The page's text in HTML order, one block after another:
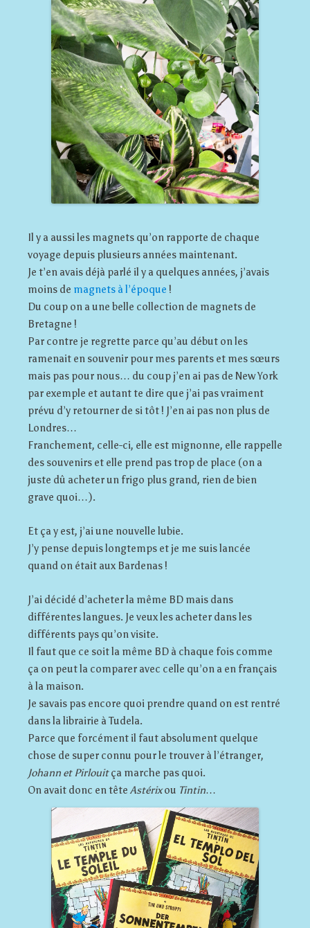
Il y a aussi les magnets qu’on rapporte de chaque
voyage depuis plusieurs années maintenant.
Je t’en avais déjà parlé il y a quelques années, j’avais
moins de magnets à l’époque !
Du coup on a une belle collection de magnets de
Bretagne !
Par contre je regrette parce qu’au début on les
ramenait en souvenir pour mes parents et mes sœurs
mais pas pour nous… du coup j’en ai pas de New York
par exemple et autant te dire que j’ai pas vraiment
prévu d’y retourner de si tôt ! J’en ai pas non plus de
Londres…
Franchement, celle-ci, elle est mignonne, elle rappelle
des souvenirs et elle prend pas trop de place (on a
juste dû acheter un frigo plus grand, rien de bien
grave quoi…).
Et ça y est, j’ai une nouvelle lubie.
J’y pense depuis longtemps et je me suis lancée
quand on était aux Bardenas !
J’ai décidé d’acheter la même BD mais dans
différentes langues. Je veux les acheter dans les
différents pays qu’on visite.
Il faut que ce soit la même BD à chaque fois comme
ça on peut la comparer avec celle qu’on a en français
à la maison.
Je savais pas encore quoi prendre quand on est rentré
dans la librairie à Tudela.
Parce que forcément il faut absolument quelque
chose de super connu pour le trouver à l’étranger,
Johann et Pirlouitça marche pas quoi.
On avait donc en tête Astérixou Tintin…